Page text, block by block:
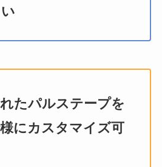
たパルステープを
にカスタマイズ可